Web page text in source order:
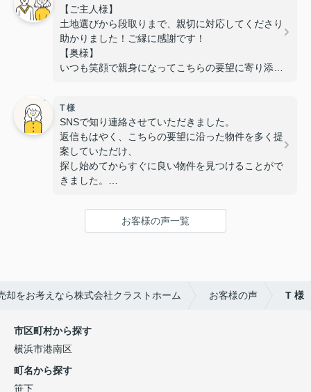
【ご主人様】
土地選びから段取りまで、親切に対応してくださり
助かりました！ご縁に感謝です！
【奥様】
いつも笑顔で親身になってこちらの要望に寄り添っ
また、いつも対応が迅速で丁寧なのでスムーズに手
続きを進めることができました。
無事に素敵な物件に出会うことが出来て感謝してい
ます！
T 様
SNSで知り連絡させていただきました。
返信もはやく、こちらの要望に沿った物件を多く提
案していただけ、
探し始めてからすぐに良い物件を見つけることがで
きました。
すぐに懐き内覧や手続きも安心して行えました。
次ももし機会あれば是非お願いしたいと思える所で
お客様の声一覧
却をお考えなら株式会社クラストホーム お客様の声 T 様
市区町村から探す
横浜市港南区
町名から探す
笹下